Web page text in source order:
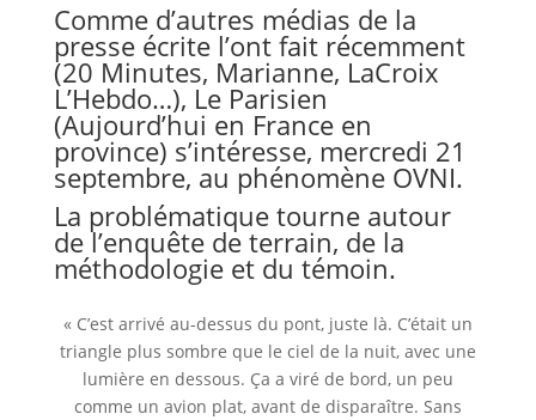
Comme d’autres médias de la
presse écrite l’ont fait récemment
(20 Minutes, Marianne, LaCroix
L’Hebdo…), Le Parisien
(Aujourd’hui en France en
province) s’intéresse, mercredi 21
septembre, au phénomène OVNI.
La problématique tourne autour
de l’enquête de terrain, de la
méthodologie et du témoin.
« C’est arrivé au-dessus du pont, juste là. C’était un
triangle plus sombre que le ciel de la nuit, avec une
lumière en dessous. Ça a viré de bord, un peu
comme un avion plat, avant de disparaître. Sans